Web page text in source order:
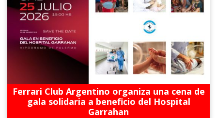
Ferrari Club Argentino organiza una cena de
gala solidaria a beneficio del Hospital
Garrahan